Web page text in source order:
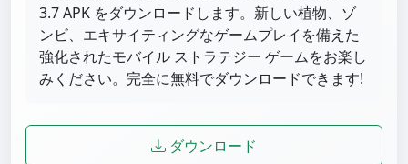
3.7 APK をダウンロードします。新しい植物、ゾ
ンビ、エキサイティングなゲームプレイを備えた
強化されたモバイル ストラテジー ゲームをお楽し
みください。完全に無料でダウンロードできます!
ダウンロード